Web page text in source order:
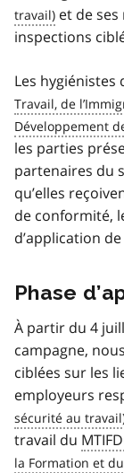
et de
inspections
Les hygiénistes
les parties
partenaires du
qu’elles
de conformité,
d’application
Phase
À partir du 4
campagne,
ciblées sur les
employeurs
travail du